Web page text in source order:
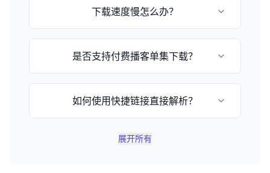
下载速度慢怎么办？
心等待或稍后重试。
是否支持付费播客单集下载？
提供付费单集下载解析功能。
如何使用快捷链接直接解析？
您可以在网址后加上 `?q=小宇宙链接`，例如
展开所有